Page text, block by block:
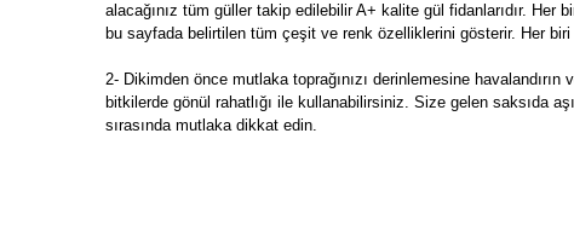
alacağınız tüm güller takip edilebilir A+ kalite gül fidanlarıdır.
bu sayfada belirtilen tüm çeşit ve renk özelliklerini gösterir. Her biri
2- Dikimden önce mutlaka toprağınızı derinlemesine
bitkilerde gönül rahatlığı ile kullanabilirsiniz. Size gelen saksıda
sırasında mutlaka dikkat edin.